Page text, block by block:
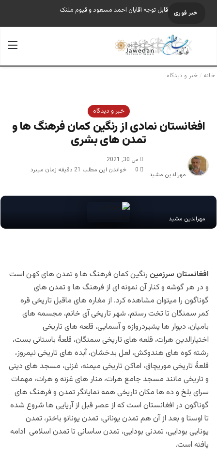
خبر فوری قابل توجه آقایان احمد مسعود و قیوم ملنک
جستجو برای
خانه / خبر و دیدگاه
خبر و دیدگاه
افغانستان نمادی از رنگین کمان فرهنگ ها و
تمدن های بشری
مهرالدین مشید
می 30, 2021
0
خواندن این مطلب 21 دقیقه زمان میبرد
مهرالدین مشید
افغانستان سرزمین رنگین کمان فرهنگ ها و تمدن های کهن است
و در هر گوشه و کنار آن نمونه ای از فرهنگ ها و تمدن های
گوناگون را میتوان مشاهده کرد. از مغاره های ماقبل تاریخی قره
کمر سمنگان تا تخت رستم، شهر تاریخی آی خانم، مجسمه های
بامیان، دیوار ها یشیردروازه و آسمایی، قلعه های تاریخی
اختیارالدین هرات، قلعه های تاریخی سمنگان، قلعۀ باستانی بست،
رشته کوه های هندوکش، لعل بدخشان، آبده های تاریخی نیمروز،
قلعۀ تاریخی موریچاق، اماکن تاریخی میمنه، غزنی، مسجد های دینی
و تاریخی مانند مسجد جامع هرات، منار های غزنه و هرات، مهمات
سرای بلخ و ده ها مکان تاریخی همه نمایانگر تمدن و فرهنگ های
گوناگون در افغانستان است که از عصر قبل از آریایی ها شروع شده
تا اوستا و بعد از آن هم تمدن یونانی، تمدن یونانو باختر، تمدن
یونایی بودایی، تمدنی بودایی، تمدن ساسانی تا تمدن اسلامی ادامه
یافته است.